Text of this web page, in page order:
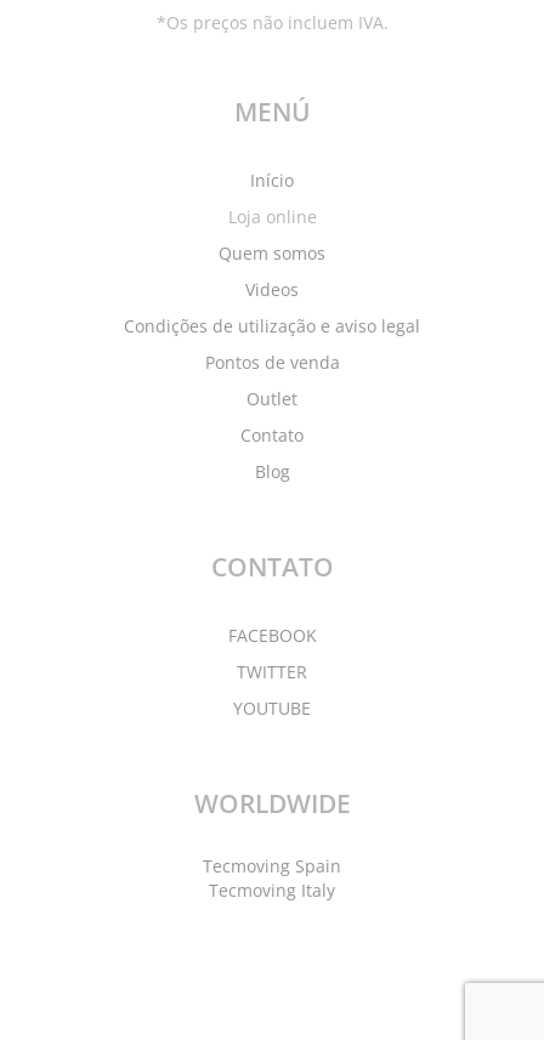
*Os preços não incluem IVA.
MENÚ
Início
Loja online
Quem somos
Videos
Condições de utilização e aviso legal
Pontos de venda
Outlet
Contato
Blog
CONTATO
FACEBOOK
TWITTER
YOUTUBE
WORLDWIDE
Tecmoving Spain
Tecmoving Italy